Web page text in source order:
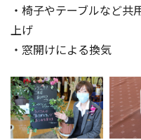
・椅子やテーブルなど
上げ
・窓開けによる換気